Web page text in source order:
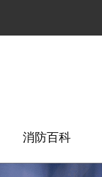
消防百科